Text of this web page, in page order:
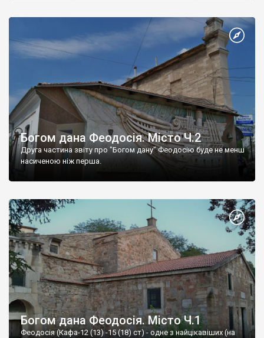
Богом дана Феодосія. Місто Ч.2
Друга частина звіту про "Богом дану" Феодосію буде не менш
насиченою ніж перша.
Богом дана Феодосія. Місто Ч.1
Феодосія (Кафа-12 (13) -15 (18) ст) - одне з найцікавіших (на